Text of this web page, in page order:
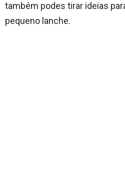
também podes tirar ideias
pequeno lanche.